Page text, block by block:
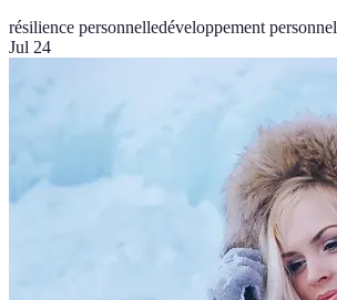
résilience personnelledéveloppement personnel
Jul 24